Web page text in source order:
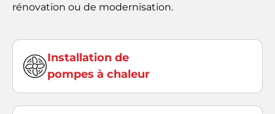
rénovation ou de modernisation.
Installation de
pompes à chaleur